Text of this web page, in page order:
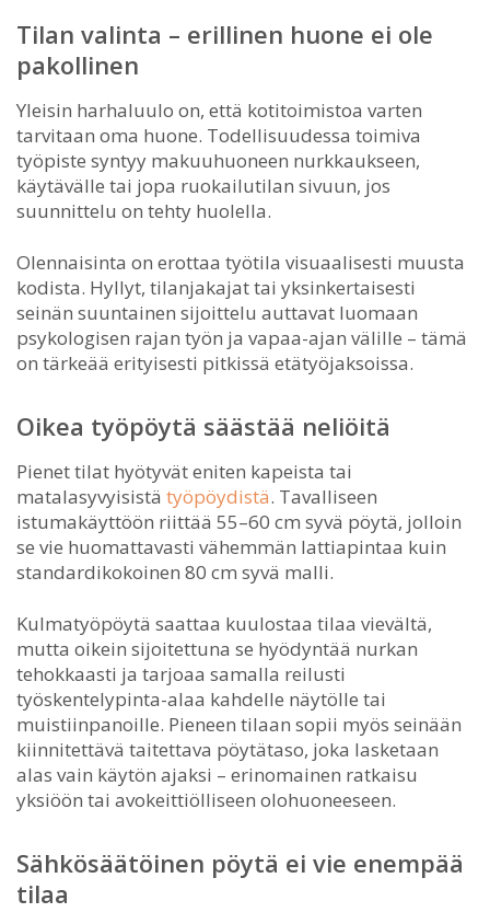
Tilan valinta – erillinen huone ei ole
pakollinen
Yleisin harhaluulo on, että kotitoimistoa varten
tarvitaan oma huone. Todellisuudessa toimiva
työpiste syntyy makuuhuoneen nurkkaukseen,
käytävälle tai jopa ruokailutilan sivuun, jos
suunnittelu on tehty huolella.
Olennaisinta on erottaa työtila visuaalisesti muusta
kodista. Hyllyt, tilanjakajat tai yksinkertaisesti
seinän suuntainen sijoittelu auttavat luomaan
psykologisen rajan työn ja vapaa-ajan välille – tämä
on tärkeää erityisesti pitkissä etätyöjaksoissa.
Oikea työpöytä säästää neliöitä
Pienet tilat hyötyvät eniten kapeista tai
matalasyvyisistä työpöydistä. Tavalliseen
istumakäyttöön riittää 55–60 cm syvä pöytä, jolloin
se vie huomattavasti vähemmän lattiapintaa kuin
standardikokoinen 80 cm syvä malli.
Kulmatyöpöytä saattaa kuulostaa tilaa vievältä,
mutta oikein sijoitettuna se hyödyntää nurkan
tehokkaasti ja tarjoaa samalla reilusti
työskentelypinta-alaa kahdelle näytölle tai
muistiinpanoille. Pieneen tilaan sopii myös seinään
kiinnitettävä taitettava pöytätaso, joka lasketaan
alas vain käytön ajaksi – erinomainen ratkaisu
yksiöön tai avokeittiölliseen olohuoneeseen.
Sähkösäätöinen pöytä ei vie enempää
tilaa